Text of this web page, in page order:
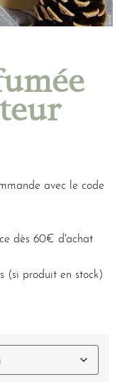
avec le code
dès 60€ d'achat
(si produit en stock)